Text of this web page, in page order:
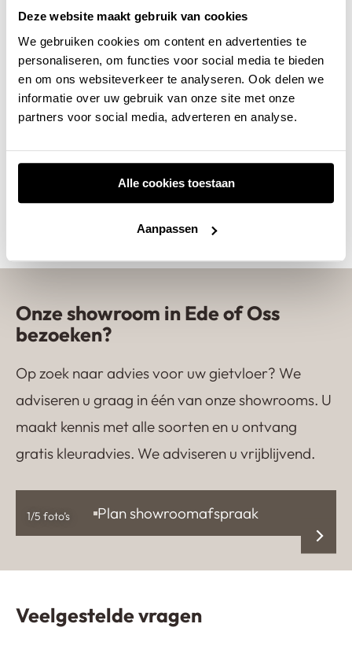
Deze website maakt gebruik van cookies
We gebruiken cookies om content en advertenties te
personaliseren, om functies voor social media te bieden
en om ons websiteverkeer te analyseren. Ook delen we
informatie over uw gebruik van onze site met onze
partners voor social media, adverteren en analyse.
Alle cookies toestaan
Aanpassen
keuze. Het is een bewuste stap naar een interieur
dat rust, kracht en schoonheid uitstraalt. Kom
langs in onze showroom in Ede. Daar ontdekt u
hoe lavasteen oogt, voelt en past bij uw woonstijl.
persoonlijkkleuradviesvan onze
aansluit bij uw huis, uw verhaal.
Onze showroom in Ede of Oss
bezoeken?
Op zoek naar advies voor uw gietvloer? We
adviseren u graag in één van onze showrooms. U
maakt kennis met alle soorten en u ontvang
gratis kleuradvies. We adviseren u vrijblijvend.
Plan showroomafspraak
1/5 foto’s
Veelgestelde vragen